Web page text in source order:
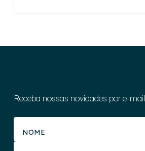
Receba nossas novidades por e-mail